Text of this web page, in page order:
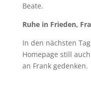
Beate.
Ruhe in Frieden,
In den nächsten
Homepage still
an Frank gedenken.